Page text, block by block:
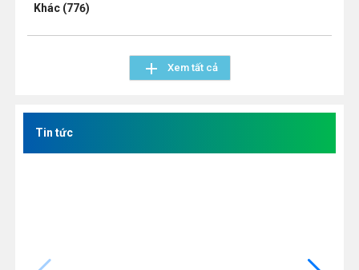
Khác (776)
add Xem tất cả
Tin tức